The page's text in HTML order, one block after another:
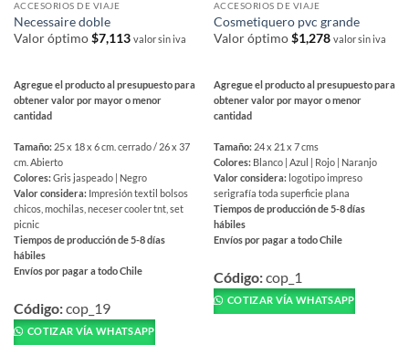
ACCESORIOS DE VIAJE
Necessaire doble
Valor óptimo$7,113 valor sin iva
Agregue el producto al presupuesto para
obtener valor por mayor o menor
cantidad
Tamaño: 25 x 18 x 6 cm. cerrado / 26 x 37
cm. Abierto
Colores:Gris jaspeado | Negro
Valor considera: Impresión textil bolsos
chicos, mochilas, neceser cooler tnt, set
picnic
Tiempos de producción de 5-8 días
hábiles
Envíos por pagar a todo Chile
producto
tiene
múltiples
Código:cop_19
COTIZAR VÍA WHATSAPP
ACCESORIOS DE VIAJE
Cosmetiquero pvc grande
Valor óptimo$1,278 valor sin iva
Agregue el producto al presupuesto para
obtener valor por mayor o menor
cantidad
Tamaño: 24 x 21 x 7 cms
Colores: Blanco | Azul | Rojo | Naranjo
Valor considera: logotipo impreso
serigrafía toda superficie plana
Tiempos de producción de 5-8 días
hábiles
Envíos por pagar a todo Chile
producto
tiene
múltiples
Código:cop_1
COTIZAR VÍA WHATSAPP